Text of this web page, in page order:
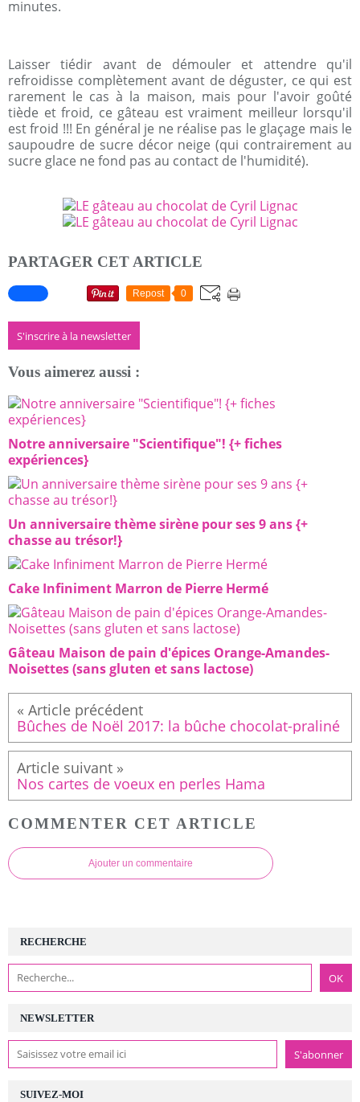
minutes.
Laisser tiédir avant de démouler et attendre qu'il
refroidisse complètement avant de déguster, ce qui est
rarement le cas à la maison, mais pour l'avoir goûté
tiède et froid, ce gâteau est vraiment meilleur lorsqu'il
est froid !!! En général je ne réalise pas le glaçage mais le
saupoudre de sucre décor neige (qui contrairement au
sucre glace ne fond pas au contact de l'humidité).
PARTAGER CET ARTICLE
Repost 0
S'inscrire à la newsletter
Vous aimerez aussi :
Notre anniversaire "Scientifique"! {+ fiches
expériences}
Un anniversaire thème sirène pour ses 9 ans {+
chasse au trésor!}
Cake Infiniment Marron de Pierre Hermé
Gâteau Maison de pain d'épices Orange-Amandes-
Noisettes (sans gluten et sans lactose)
Bûches de Noël 2017: la bûche chocolat-praliné
Nos cartes de voeux en perles Hama
COMMENTER CET ARTICLE
Ajouter un commentaire
NEWSLETTER
SUIVEZ-MOI
RECHERCHE